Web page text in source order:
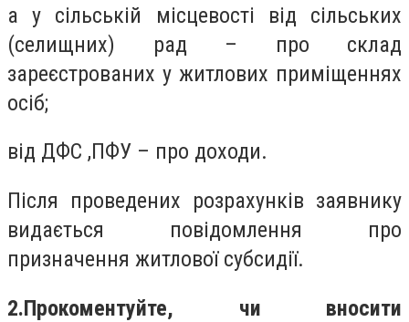
а у сільській місцевості від сільських
(селищних) рад – про склад
зареєстрованих у житлових приміщеннях
осіб;
від ДФС ,ПФУ – про доходи.
Після проведених розрахунків заявнику
видається повідомлення про
призначення житлової субсидії.
2.Прокоментуйте, чи вносити